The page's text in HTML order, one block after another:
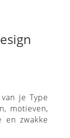
je Type
motieven,
en zwakke